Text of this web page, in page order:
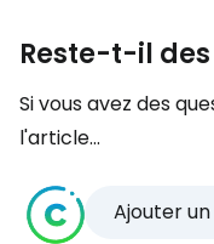
Reste-t-il
Si vous avez des
l'article...
Ajouter